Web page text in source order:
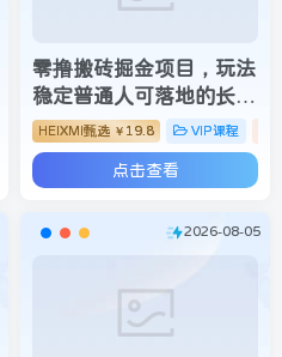
直播技巧
零撸搬砖掘金项目，玩法
稳定普通人可落地的长期
副业，月收益轻松
10000+
HEIXMI甄选 ￥ 19.8 VIP课程
点击查看
2026-08-05